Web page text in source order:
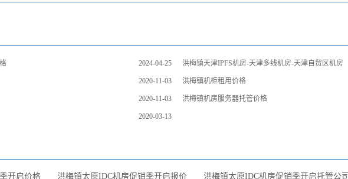
2024-04-25 洪梅镇天津IPFS机房-天津多线机房-天津自贸区机房
2020-11-03 洪梅镇机柜租用价格
2020-11-03 洪梅镇机房服务器托管价格
2020-03-13
开启价格 洪梅镇太原IDC机房促销季开启报价 洪梅镇太原IDC机房促销季开启托管公司